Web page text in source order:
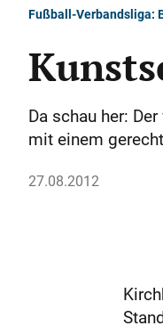
Fußball-Verbandsliga:
Da schau her:
mit einem
27.08.2012